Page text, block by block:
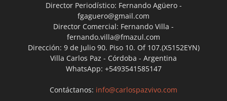
Director Periodístico: Fernando Agüero -
fgaguero@gmail.com
Director Comercial: Fernando Villa -
fernando.villa@fmazul.com
Dirección: 9 de Julio 90. Piso 10. Of 107.(X5152EYN)
Villa Carlos Paz - Córdoba - Argentina
WhatsApp: +5493541585147
Contáctanos: info@carlospazvivo.com